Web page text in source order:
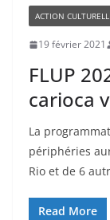
ACTION
19 février 2021
FLUP
carioca
La
périphéries
Rio et de 6
Read More